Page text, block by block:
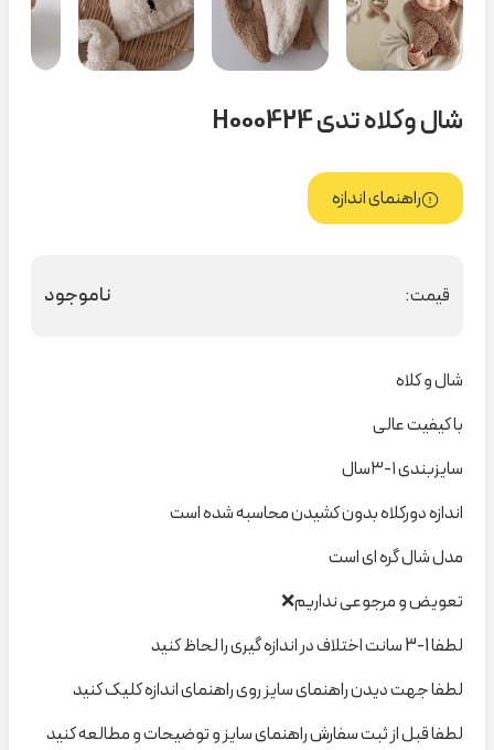
شال و‌کلاه تدی H000424
راهنمای اندازه
قیمت: ناموجود
شال و کلاه
با کیفیت عالی
سایزبندی ۱-۳سال
اندازه دورکلاه بدون کشیدن محاسبه شده است
مدل شال گره ای است
تعویض و مرجوعی نداریم❌
لطفا 1-3 سانت اختلاف در اندازه گیری را لحاظ کنید
لطفا جهت دیدن راهنمای سایز روی راهنمای اندازه کلیک کنید
لطفا قبل از ثبت سفارش راهنمای سایز و توضیحات و مطالعه کنید